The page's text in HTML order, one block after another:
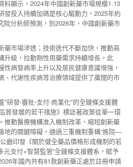
料顯示，2024年中國創新藥市場規模1.13
發投入持續加碼是核心驅動力，2025年約
院分析師預測，到2026年，中國創新藥市
藥市場滲透；技術迭代不斷加快，推動高
升級，拉動剛性用藥需求持續增長。此
病發病率上升以及居民健康意識增強，
、代謝性疾病等治療領域提供了廣闊的市
"研發-審批-支付-商業化"的全鏈條支援體
質發展的若干措施》標誌著政策從單一環
推動醫療機構准入機制改革，縮短創新藥
地的關鍵障礙，通過三重機制重構“進院—
廳印發《關於健全藥品價格形成機制的若
元支付+智慧監管”全鏈條支援體系，賦予
年國內共有81款創新藥正處於註冊申請